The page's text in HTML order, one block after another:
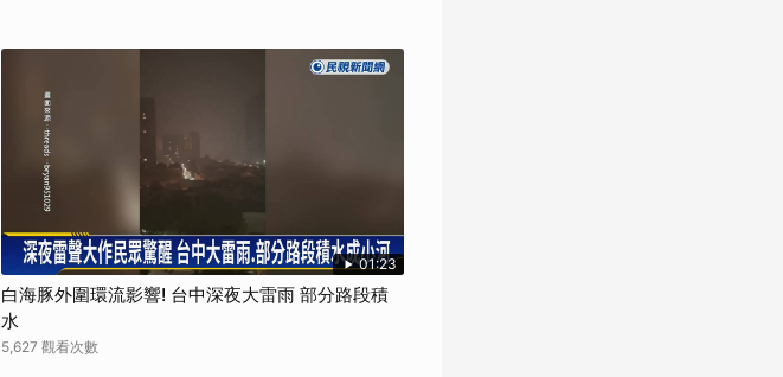
01:23
白海豚外圍環流影響! 台中深夜大雷雨 部分路段積
水
5,627 觀看次數